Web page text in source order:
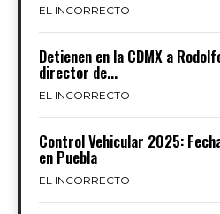
EL INCORRECTO
Detienen en la CDMX a
director de...
EL INCORRECTO
Control Vehicular 2025:
en Puebla
EL INCORRECTO